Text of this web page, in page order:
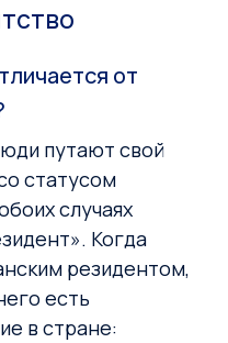
от
путают свой
статусом
случаях
Когда
резидентом,
есть
в стране: